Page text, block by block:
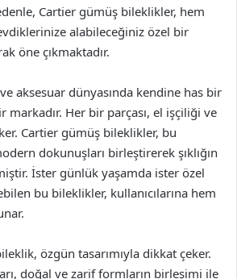
Cartier gümüş bileklikler, hem
alabileceğiniz özel bir
öne çıkmaktadır.
aksesuar dünyasında kendine has bir
Her bir parçası, el işçiliği ve
Cartier gümüş bileklikler, bu
dokunuşları birleştirerek şıklığın
İster günlük yaşamda ister özel
bu bileklikler, kullanıcılarına hem
özgün tasarımıyla dikkat çeker.
doğal ve zarif formların birleşimi ile